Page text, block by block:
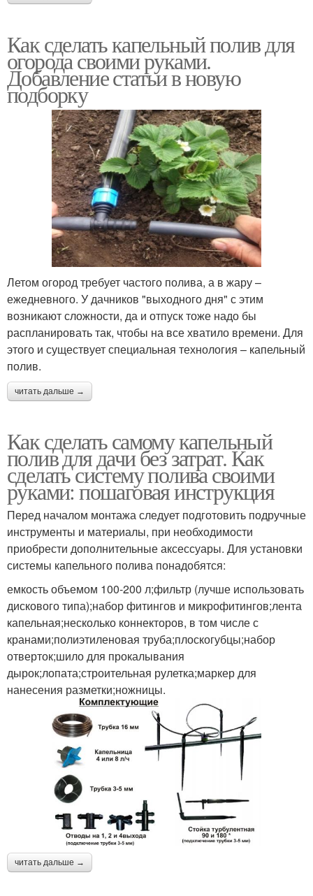
Как сделать капельный полив для
огорода своими руками.
Добавление статьи в новую
подборку
Летом огород требует частого полива, а в жару –
ежедневного. У дачников "выходного дня" с этим
возникают сложности, да и отпуск тоже надо бы
распланировать так, чтобы на все хватило времени. Для
этого и существует специальная технология – капельный
полив.
читать дальше →
Как сделать самому капельный
полив для дачи без затрат. Как
сделать систему полива своими
руками: пошаговая инструкция
Перед началом монтажа следует подготовить подручные
инструменты и материалы, при необходимости
приобрести дополнительные аксессуары. Для установки
системы капельного полива понадобятся:
емкость объемом 100-200 л;фильтр (лучше использовать
дискового типа);набор фитингов и микрофитингов;лента
капельная;несколько коннекторов, в том числе с
кранами;полиэтиленовая труба;плоскогубцы;набор
отверток;шило для прокалывания
дырок;лопата;строительная рулетка;маркер для
нанесения разметки;ножницы.
читать дальше →